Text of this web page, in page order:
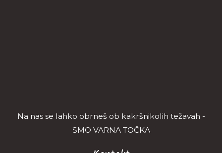
Na nas se lahko obrneš ob kakršnikolih težavah -
SMO VARNA TOČKA